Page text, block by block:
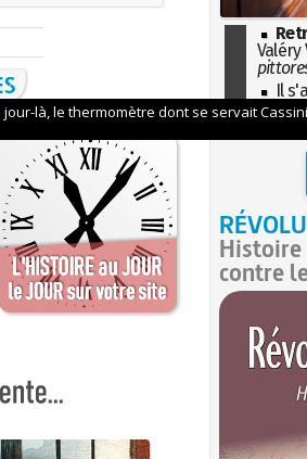
Il
Histoire
contre